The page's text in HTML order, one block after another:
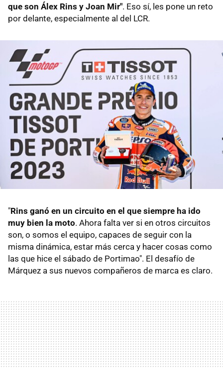
que son Álex Rins y Joan Mir". Eso sí, les pone un reto
por delante, especialmente al del LCR.
"Rins ganó en un circuito en el que siempre ha ido
muy bien la moto. Ahora falta ver si en otros circuitos
son, o somos el equipo, capaces de seguir con la
misma dinámica, estar más cerca y hacer cosas como
las que hice el sábado de Portimao". El desafío de
Márquez a sus nuevos compañeros de marca es claro.